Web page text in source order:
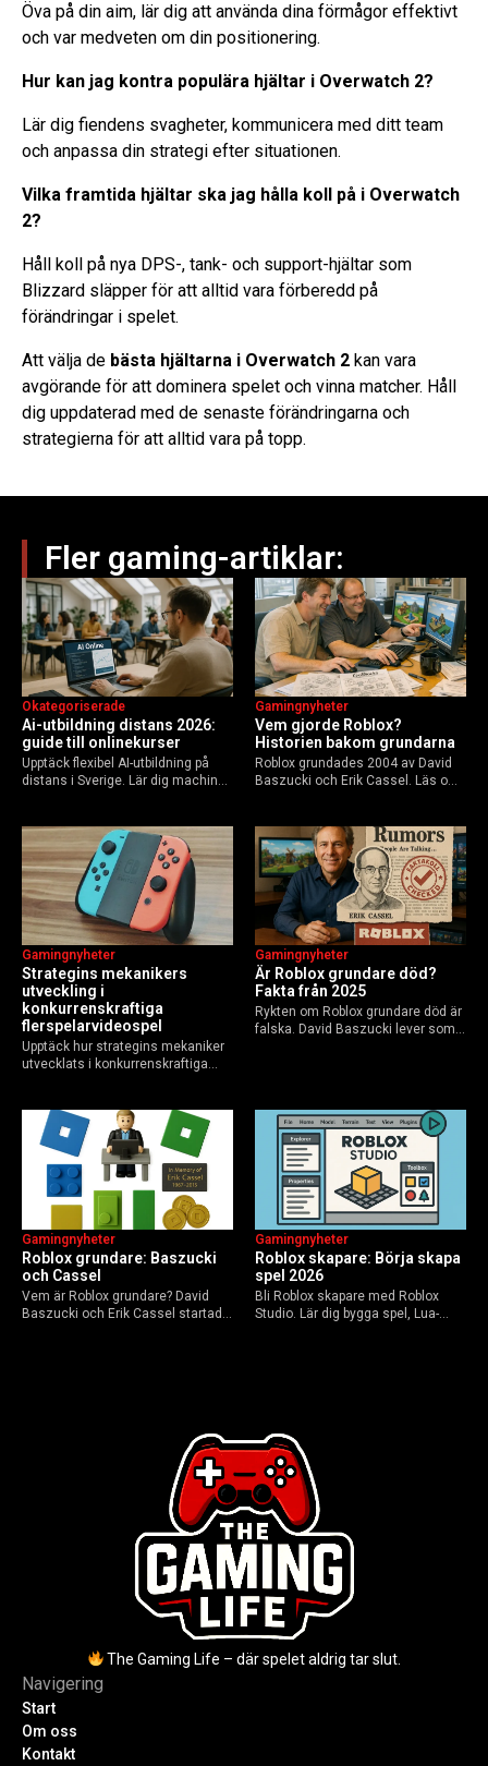
Öva på din aim, lär dig att använda dina förmågor effektivt
och var medveten om din positionering.
Hur kan jag kontra populära hjältar i Overwatch 2?
Lär dig fiendens svagheter, kommunicera med ditt team
och anpassa din strategi efter situationen.
Vilka framtida hjältar ska jag hålla koll på i Overwatch
2?
Håll koll på nya DPS-, tank- och support-hjältar som
Blizzard släpper för att alltid vara förberedd på
förändringar i spelet.
Att välja de bästa hjältarna i Overwatch 2 kan vara
avgörande för att dominera spelet och vinna matcher. Håll
dig uppdaterad med de senaste förändringarna och
strategierna för att alltid vara på topp.
Fler gaming-artiklar:
Ai-utbildning distans 2026:
guide till onlinekurser
Okategoriserade
Upptäck flexibel AI-utbildning på
distans i Sverige. Lär dig machine
Guide för nybörjare och
yrkesverksamma som vill bygga…
Vem gjorde Roblox?
Historien bakom grundarna
Gamingnyheter
Roblox grundades 2004 av David
Baszucki och Erik Cassel. Läs om
användare 2025, och vad som
händer inför 2026.
Strategins mekanikers
utveckling i
konkurrenskraftiga
flerspelarvideospel
Gamingnyheter
Upptäck hur strategins mekaniker
utvecklats i konkurrenskraftiga
AI-drivna innovationer.
Är Roblox grundare död?
Fakta från 2025
Gamingnyheter
Rykten om Roblox grundare död är
falska. David Baszucki lever som
Roblox grundare: Baszucki
och Cassel
Gamingnyheter
Vem är Roblox grundare? David
Baszucki och Erik Cassel startade
Roblox skapare: Börja skapa
spel 2026
Gamingnyheter
Bli Roblox skapare med Roblox
Studio. Lär dig bygga spel, Lua-
The Gaming Life – där spelet aldrig tar slut.
Navigering
Start
Om oss
Kontakt